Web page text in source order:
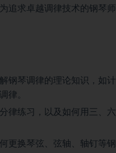
追求卓越调律技术的钢琴
钢琴调律的理论知识，如
律。
分律练习，以及如何用三、
何更换琴弦、弦轴、轴钉等